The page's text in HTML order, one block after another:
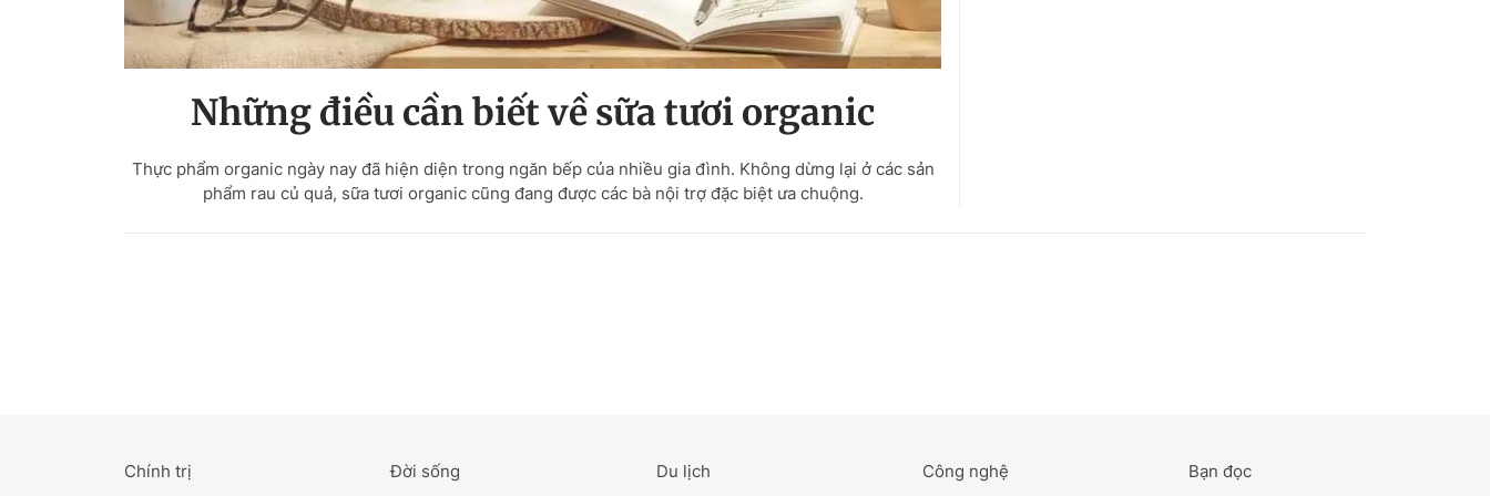
Những điều cần biết về sữa tươi organic
Thực phẩm organic ngày nay đã hiện diện trong ngăn bếp của nhiều gia đình. Không dừng lại ở các sản
phẩm rau củ quả, sữa tươi organic cũng đang được các bà nội trợ đặc biệt ưa chuộng.
Chính trị Đời sống Du lịch Công nghệ Bạn đọc